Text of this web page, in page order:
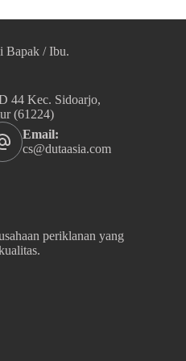
Bapak / Ibu.
44 Kec. Sidoarjo,
(61224)
Email:
cs@dutaasia.com
periklanan yang